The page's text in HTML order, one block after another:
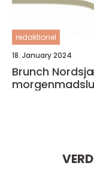
redaktionel
18. January 2024
Brunch